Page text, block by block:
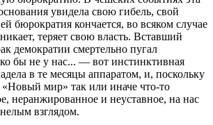
увидела свою гибель, свой
бюрократия кончается, во всяком случае
теряет свою власть. Вставший
демократии смертельно пугал
бы не у нас... — вот инстинктивная
в те месяцы аппаратом, и, поскольку
мир» так или иначе что-то
неранжированное и неуставное, на нас
взглядом.